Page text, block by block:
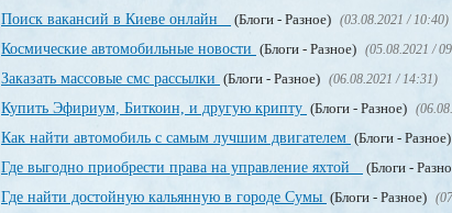
Поиск вакансий в Киеве онлайн (Блоги - Разное) (03.08.2021 / 10:40)
Космические автомобильные новости (Блоги - Разное) (05.08.2021 /
Заказать массовые смс рассылки (Блоги - Разное) (06.08.2021 / 14:31)
Купить Эфириум, Биткоин, и другую крипту (Блоги - Разное)
Как найти автомобиль с самым лучшим двигателем (Блоги - Разное)
Где выгодно приобрести права на управление яхтой (Блоги -
Где найти достойную кальянную в городе Сумы (Блоги - Разное)